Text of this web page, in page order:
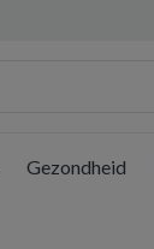
Gezondheid